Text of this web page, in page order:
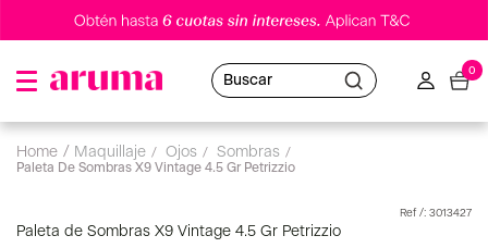
Buscar
0
maquillaje ojos sombras
Paleta De Sombras X9 Vintage 4.5 Gr Petrizzio
: 3013427
Paleta de Sombras X9 Vintage 4.5 Gr Petrizzio